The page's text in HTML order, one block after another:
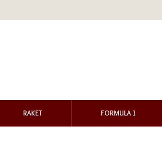
RAKET FORMULA 1